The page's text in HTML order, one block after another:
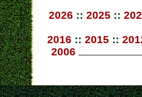
2026 :: 2025 ::
2016 :: 2015 ::
2006